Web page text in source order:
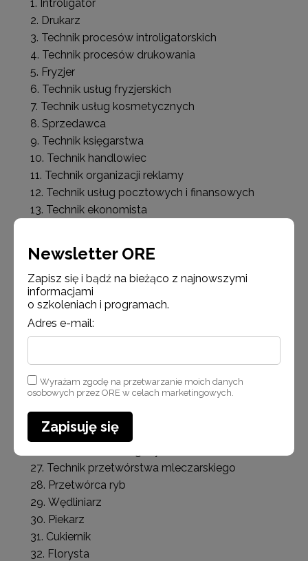
Introligator
Drukarz
Technik procesów introligatorskich
Technik procesów drukowania
Fryzjer
Technik usług fryzjerskich
Technik usług kosmetycznych
Sprzedawca
Technik księgarstwa
Technik handlowiec
Technik organizacji reklamy
Technik usług pocztowych i finansowych
Technik ekonomista
Technik prac biurowych
Technik administracji
Technik archiwista
Kelner
Kucharz
Technik żywienia i usług gastronomicznych
Technik hotelarstwa
Technik turystyki wiejskiej
Technik obsługi turystycznej
Operator maszyn i urządzeń przemysłu
spożywczego
Technik przetwórstwa mleczarskiego
Przetwórca ryb
Wędliniarz
Piekarz
Cukiernik
Florysta
Newsletter ORE
Zapisz się i bądź na bieżąco z najnowszymi
informacjami
o szkoleniach i programach.
Adres e-mail:
Wyrażam zgodę na przetwarzanie moich danych
osobowych przez ORE w celach marketingowych.
Zapisuję się